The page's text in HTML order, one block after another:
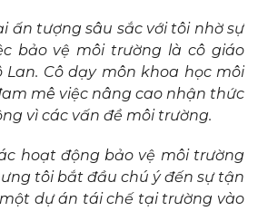
ấn tượng sâu sắc với tôi nhờ sự
bảo vệ môi trường là cô giáo
Lan. Cô dạy môn khoa học môi
mê việc nâng cao nhận thức
vì các vấn đề môi trường.
hoạt động bảo vệ môi trường
tôi bắt đầu chú ý đến sự tận
dự án tái chế tại trường vào